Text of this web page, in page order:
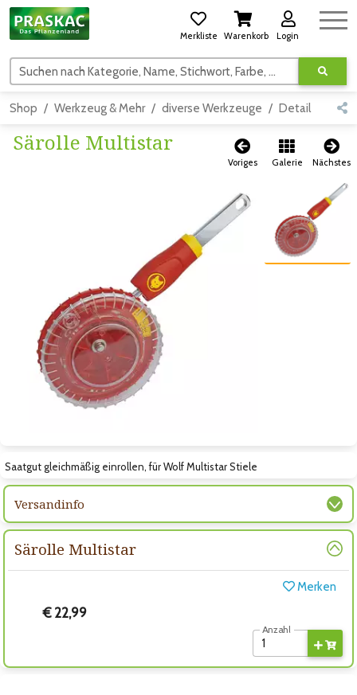
Merkliste Warenkorb Login
Suchen nach Kategorie, Name, Stichwort, Farbe, usw.
Shop Werkzeug & Mehr diverse Werkzeuge Detail
Särolle Multistar
Voriges Galerie Nächstes
Zum vorigen Bild
Zum nächsten Bild
Saatgut gleichmäßig einrollen, für Wolf Multistar Stiele
Versandinfo
Särolle Multistar
Merken
€ 22,99
Anzahl